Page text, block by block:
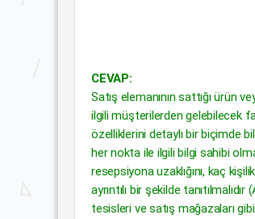
CEVAP:
Satış elemanının sattığı ürün
ilgili müşterilerden gelebilecek
özelliklerini detaylı bir biçimde
her nokta ile ilgili bilgi sahibi
resepsiyona uzaklığını, kaç
ayrıntılı bir şekilde
tesisleri ve satış mağazaları